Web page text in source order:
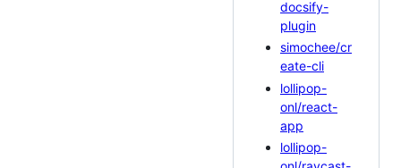
docsify-
plugin
simochee/cr
eate-cli
lollipop-
onl/react-
app
lollipop-